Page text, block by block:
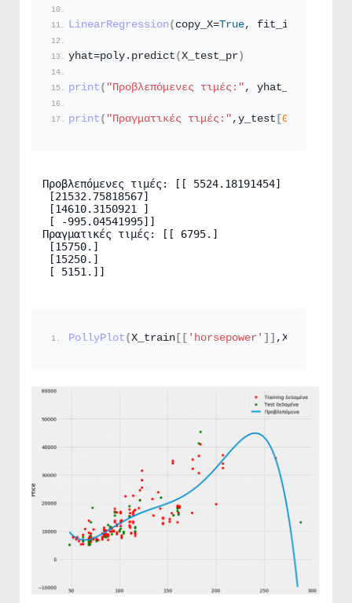
LinearRegression ( copy_X=True, fit_intercept=
yhat=poly. predict (X_test_pr)
print ( "Προβλεπόμενες τιμές:" , yhat_test
print ( "Πραγματικές τιμές:" ,y_test [0
Προβλεπόμενες τιμές: [[ 5524.18191454]
Πραγματικές τιμές: [[ 6795.]
[ 5151.]]
PollyPlot (X_train [[ 'horsepower' ]] ,X_test